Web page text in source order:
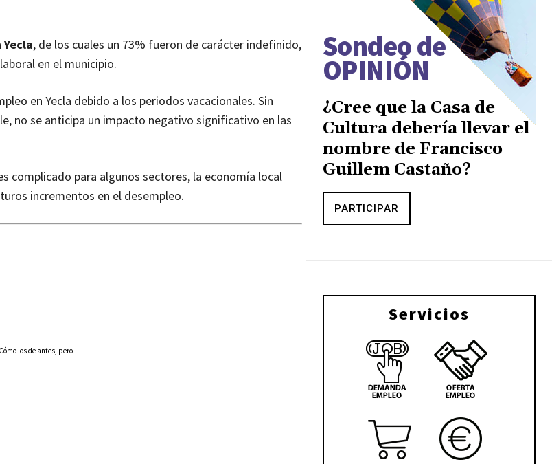
, de los cuales un 73% fueron de carácter indefinido,
en el municipio.
en Yecla debido a los periodos vacacionales. Sin
no se anticipa un impacto negativo significativo en las
complicado para algunos sectores, la economía local
incrementos en el desempleo.
los de antes, pero
Sondeo de
OPINIÓN
¿Cree que la Casa de
Cultura debería llevar el
nombre de Francisco
Guillem Castaño?
PARTICIPAR
Servicios